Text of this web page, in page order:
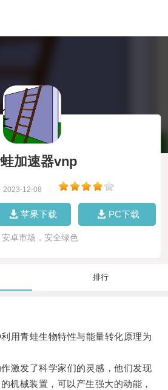
加速器vnp
2023-12-08
苹果下载 PC下载
安卓市场，安全绿色
排行
青蛙生物特性与能量转化原理为
发了科学家们的灵感，他们发现
机械装置，可以产生强大的动能，